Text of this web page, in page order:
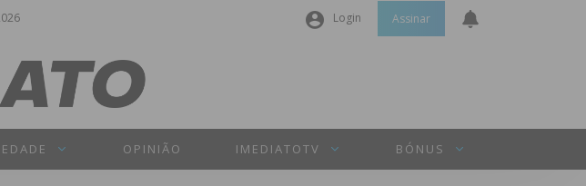
Login
Senha
Assinar
OPINIÃO IMEDIATOTV BÓNUS